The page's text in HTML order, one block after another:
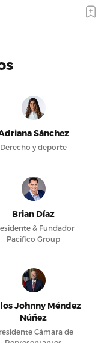
Sánchez
Derecho y deporte
Brian Díaz
& Fundador
Pacifico Group
Johnny Méndez
Núñez
Cámara de